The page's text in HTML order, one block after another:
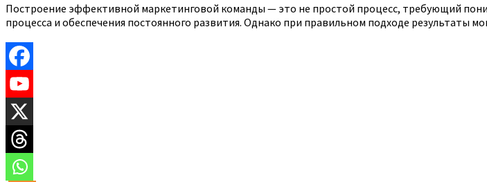
Построение эффективной маркетинговой команды — это не простой процесс, требующий
процесса и обеспечения постоянного развития. Однако при правильном подходе результаты